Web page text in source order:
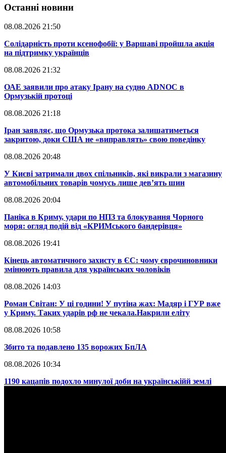
Останні новини
08.08.2026 21:50
​Солідарність проти ксенофобії: у Варшаві пройшла акція
на підтримку українців
08.08.2026 21:32
​ОАЕ заявили про атаку Ірану на судно ADNOC в
Ормузькій протоці
08.08.2026 21:18
​Іран заявляє, що Ормузька протока залишатиметься
закритою, доки США не «виправлять» свою поведінку
08.08.2026 20:48
​У Києві затримали двох спільників, які викрали з магазину
автомобільних товарів чомусь лише дев’ять шин
08.08.2026 20:04
Паніка в Криму, удари по НПЗ та блокування Чорного
моря: огляд подій від «КРИМського бандерівця»
08.08.2026 19:41
​Кінець автоматичного захисту в ЄС: чому єврочиновники
змінюють правила для українських чоловіків
08.08.2026 14:03
​Роман Світан: У ці години! У путіна жах: Мадяр і ГУР вже
у Криму. Таких ударів рф не чекала.Накрили еліту
08.08.2026 10:58
​Збито та подавлено 135 ворожих БпЛА
08.08.2026 10:34
​1190 кацапів подохло минулої доби на українськійй землі